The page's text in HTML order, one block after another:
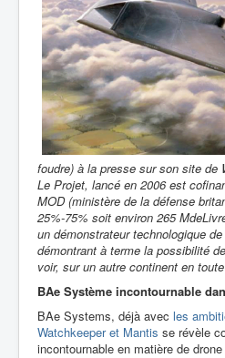
foudre) à la presse sur son site de
Le Projet, lancé en 2006 est
MOD (ministère de la défense
25%-75% soit environ 265
un démonstrateur technologique
démontrant à terme la possibilité
voir, sur un autre continent en
BAe Système incontournable
BAe Systems, déjà avec les
Watchkeeper et Mantis se révèle
incontournable en matière de